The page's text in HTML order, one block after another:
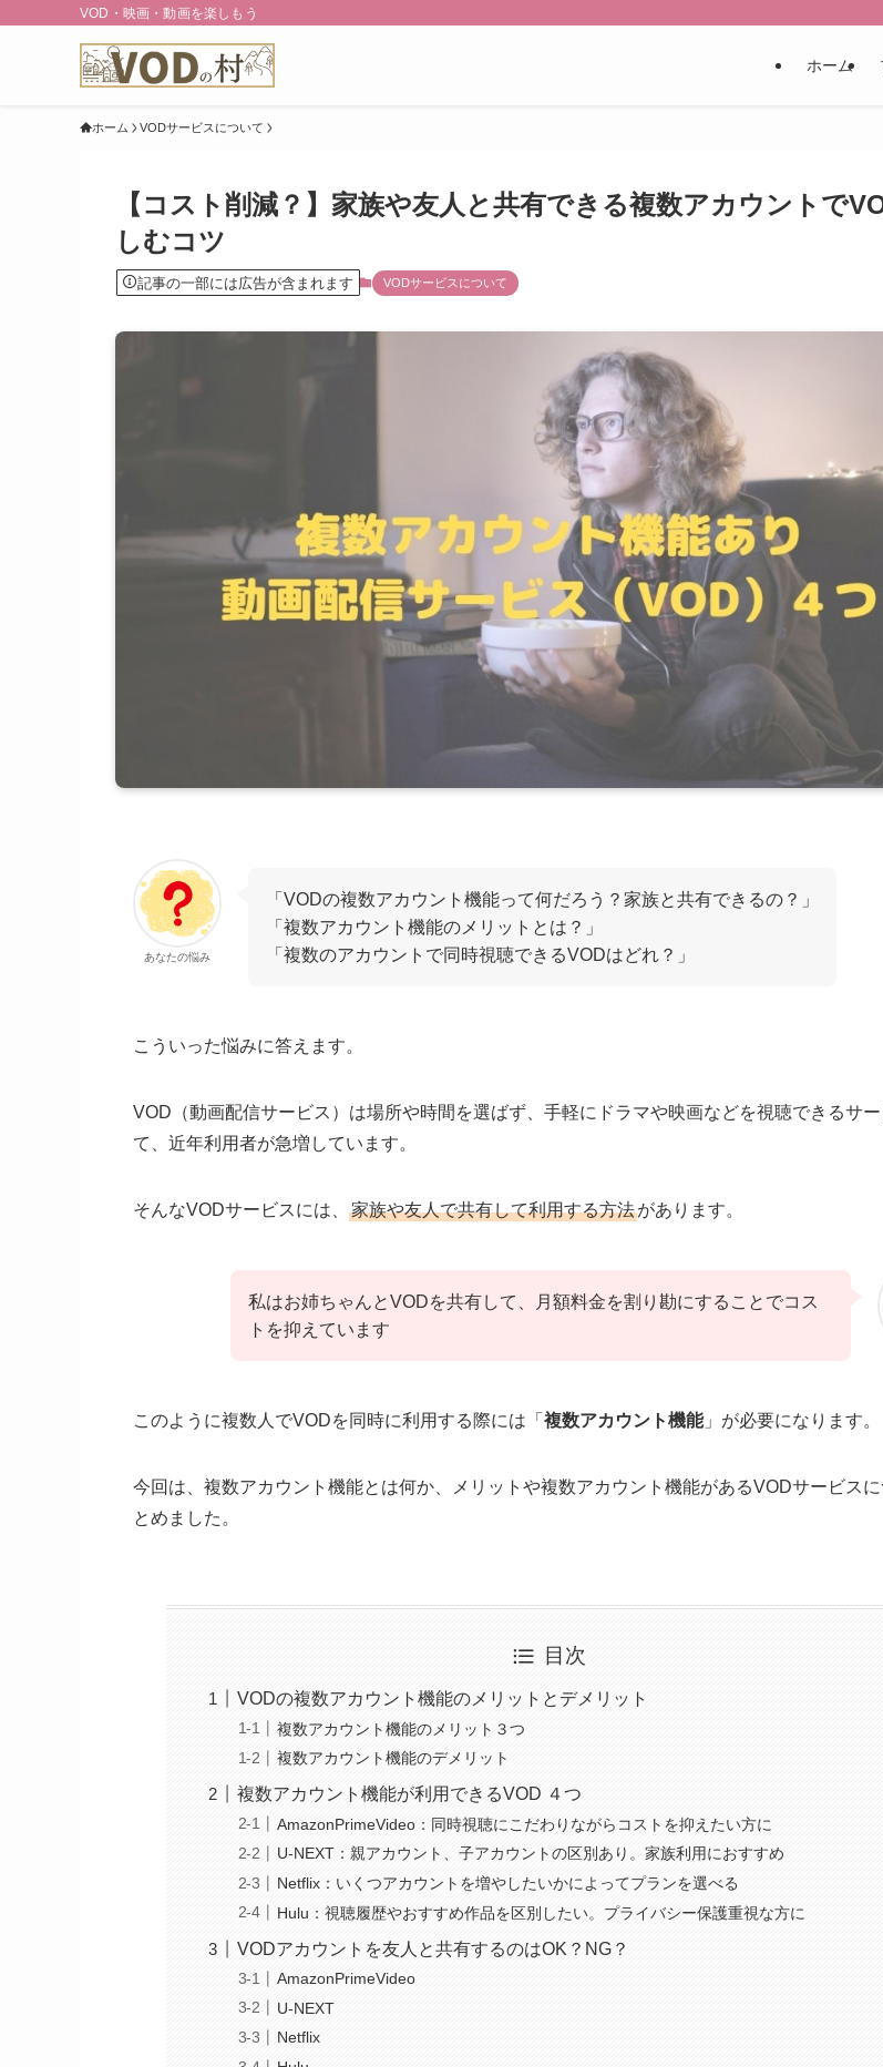
VOD・映画・動画を楽しもう
ホーム
ホーム VODサービスについて
【コスト削減？】家族や友人と共有できる複数アカウントで
しむコツ
記事の一部には広告が含まれます VODサービスについて
あなたの悩み
「VODの複数アカウント機能って何だろう？家族と共有できるの？」
「複数アカウント機能のメリットとは？」
「複数のアカウントで同時視聴できるVODはどれ？」
こういった悩みに答えます。
VOD（動画配信サービス）は場所や時間を選ばず、手軽にドラマや映画などを視聴できるサ
て、近年利用者が急増しています。
そんなVODサービスには、 家族や友人で共有して利用する方法があります。
私はお姉ちゃんとVODを共有して、月額料金を割り勘にすることでコス
トを抑えています
このように複数人でVODを同時に利用する際には「 複数アカウント機能」が必要になります。
今回は、複数アカウント機能とは何か、メリットや複数アカウント機能があるVODサービスに
とめました。
目次
VODの複数アカウント機能のメリットとデメリット
複数アカウント機能のメリット３つ
複数アカウント機能のデメリット
複数アカウント機能が利用できるVOD ４つ
AmazonPrimeVideo：同時視聴にこだわりながらコストを抑えたい方に
U-NEXT：親アカウント、子アカウントの区別あり。家族利用におすすめ
Netflix：いくつアカウントを増やしたいかによってプランを選べる
Hulu：視聴履歴やおすすめ作品を区別したい。プライバシー保護重視な方に
VODアカウントを友人と共有するのはOK？NG？
AmazonPrimeVideo
U-NEXT
Netflix